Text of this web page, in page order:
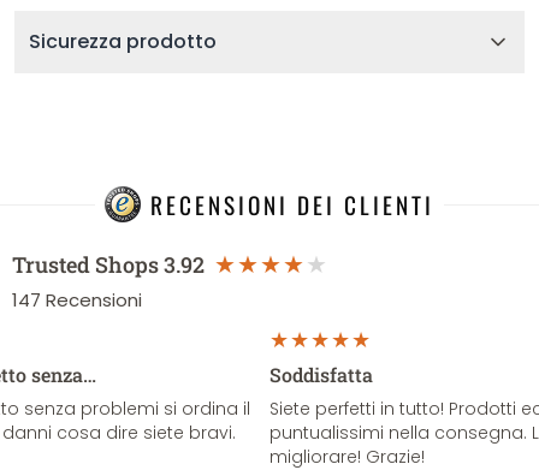
Sicurezza prodotto
RECENSIONI DEI CLIENTI
Trusted Shops3.92
147 Recensioni
senza…
senza problemi si ordina il
cosa dire siete bravi.
Soddisfatta
Siete perfetti in tutto! Prodotti
puntualissimi nella consegna.
migliorare! Grazie!